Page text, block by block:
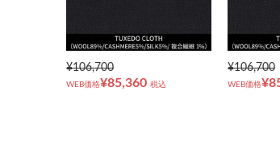
¥106,700
WEB価格¥85,360 税込
¥106,700
WEB価格